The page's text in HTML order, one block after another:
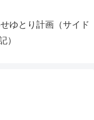
ゆとり計画（サイド
）